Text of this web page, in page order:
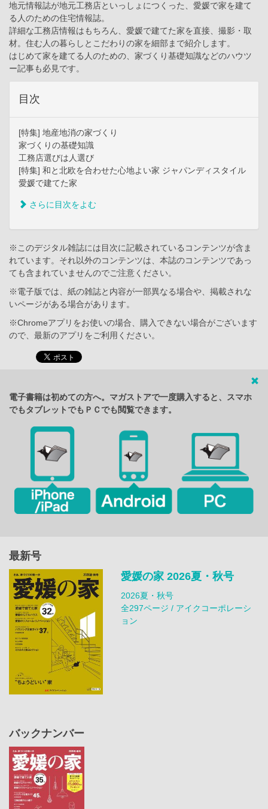
地元情報誌が地元工務店といっしょにつくった、愛媛で家を建て
る人のための住宅情報誌。
詳細な工務店情報はもちろん、愛媛で建てた家を直接、撮影・取
材。住む人の暮らしとこだわりの家を細部まで紹介します。
はじめて家を建てる人のための、家づくり基礎知識などのハウツ
ー記事も必見です。
目次
[特集] 地産地消の家づくり
家づくりの基礎知識
工務店選びは人選び
[特集] 和と北欧を合わせた心地よい家 ジャパンディスタイル
愛媛で建てた家
さらに目次をよむ
※このデジタル雑誌には目次に記載されているコンテンツが含ま
れています。それ以外のコンテンツは、本誌のコンテンツであっ
ても含まれていませんのでご注意ください。
※電子版では、紙の雑誌と内容が一部異なる場合や、掲載されな
いページがある場合があります。
※Chromeアプリをお使いの場合、購入できない場合がございます
ので、最新のアプリをご利用ください。
電子書籍は初めての方へ。マガストアで一度購入すると、スマホ
でもタブレットでもＰＣでも閲覧できます。
最新号
愛媛の家 2026夏・秋号
2026夏・秋号
全297ページ / アイクコーポレーシ
ョン
バックナンバー